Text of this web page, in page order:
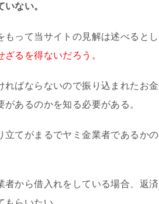
ない。
って当サイトの見解は述べるとし
ざるを得ないだろう。
ばならないので振り込まれたお金
あるのかを知る必要がある。
てがまるでヤミ金業者であるかの
から借入れをしている場合、返済